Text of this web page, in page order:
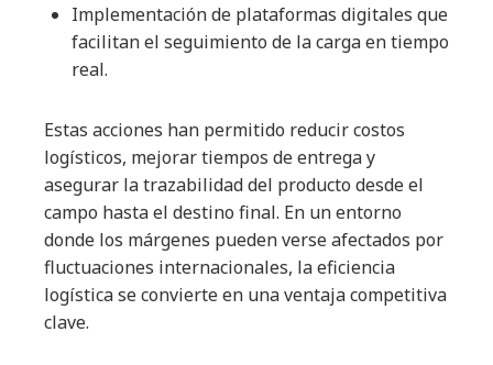
Implementación de plataformas digitales que
facilitan el seguimiento de la carga en tiempo
real.
Estas acciones han permitido reducir costos
logísticos, mejorar tiempos de entrega y
asegurar la trazabilidad del producto desde el
campo hasta el destino final. En un entorno
donde los márgenes pueden verse afectados por
fluctuaciones internacionales, la eficiencia
logística se convierte en una ventaja competitiva
clave.